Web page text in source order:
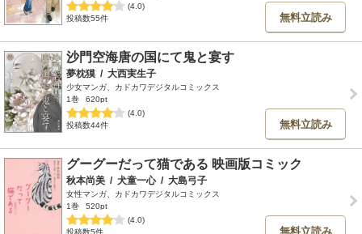
(4.0)
投稿数55件
無料立読み
沙門空海唐の国にて鬼と宴す
夢枕獏 / 大西実生子
少女マンガ、カドカワデジタルコミックス
1巻
620pt
(4.0)
投稿数44件
無料立読み
グーグーだって猫である 映画版コミック
秋本尚美 / 犬童一心 / 大島弓子
女性マンガ、カドカワデジタルコミックス
1巻
520pt
(4.0)
投稿数5件
無料立読み